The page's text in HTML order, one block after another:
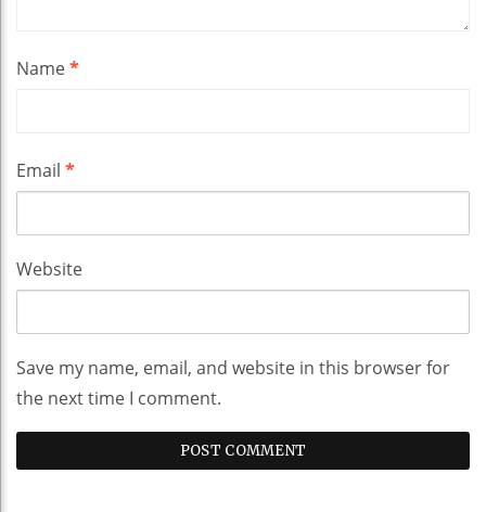
Name*
Email *
Website
Save my name, email, and website in this browser for
the next time I comment.